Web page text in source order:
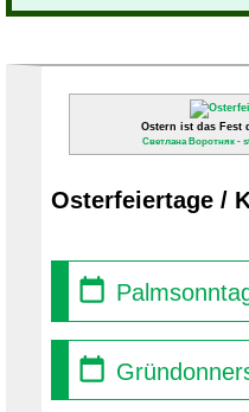
Ostern ist das Fest
Светлана Воротняк -
Osterfeiertage /